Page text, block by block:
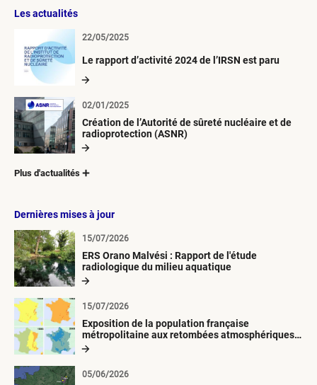
Les actualités
Le rapport d’activité 2024 de l’IRSN est paru
22/05/2025
Création de l’Autorité de sûreté nucléaire et de
radioprotection (ASNR)
02/01/2025
Plus d'actualités
Dernières mises à jour
ERS Orano Malvési : Rapport de l'étude
radiologique du milieu aquatique
15/07/2026
Exposition de la population française
métropolitaine aux retombées atmosphériques
radioactives depuis 1945
15/07/2026
05/06/2026